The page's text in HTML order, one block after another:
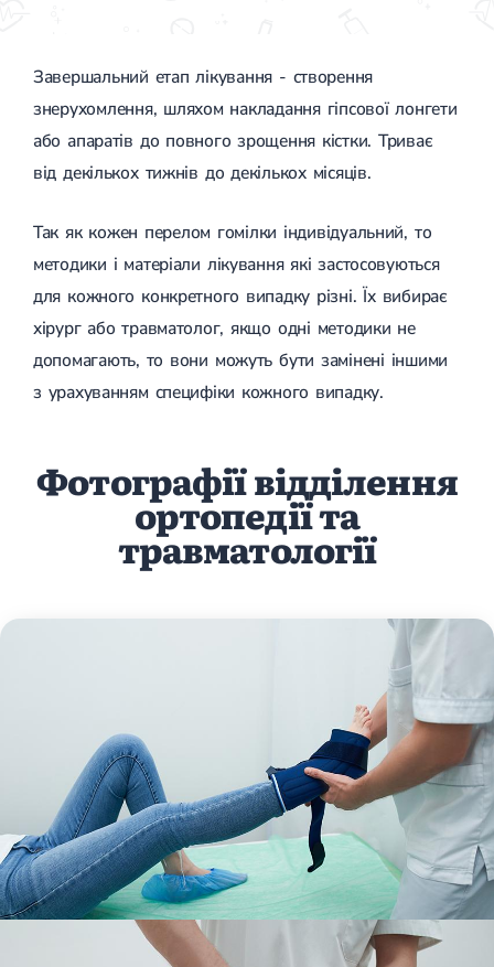
Завершальний етап лікування - створення
знерухомлення, шляхом накладання гіпсової лонгети
або апаратів до повного зрощення кістки. Триває
від декількох тижнів до декількох місяців.
Так як кожен перелом гомілки індивідуальний, то
методики і матеріали лікування які застосовуються
для кожного конкретного випадку різні. Їх вибирає
хірург або травматолог, якщо одні методики не
допомагають, то вони можуть бути замінені іншими
з урахуванням специфіки кожного випадку.
Фотографії відділення
ортопедії та
травматології